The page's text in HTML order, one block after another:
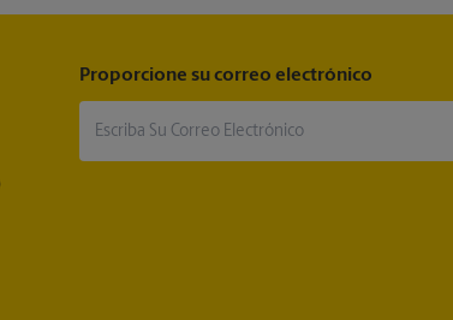
Proporcione su correo electrónico